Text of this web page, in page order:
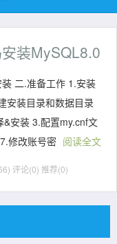
装MySQL8.0
二.准备工作 1.安装
安装目录和数据目录
安装 3.配置my.cnf文
修改账号密 阅读全文
评论(0) 推荐(0)